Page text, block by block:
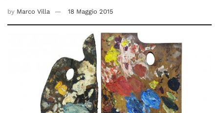
by Marco Villa 18 Maggio 2015